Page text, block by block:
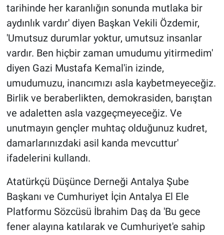
tarihinde her karanlığın sonunda mutlaka bir
aydınlık vardır' diyen Başkan Vekili Özdemir,
'Umutsuz durumlar yoktur, umutsuz insanlar
vardır. Ben hiçbir zaman umudumu yitirmedim'
diyen Gazi Mustafa Kemal'in izinde,
umudumuzu, inancımızı asla kaybetmeyeceğiz.
Birlik ve beraberlikten, demokrasiden, barıştan
ve adaletten asla vazgeçmeyeceğiz. Ve
unutmayın gençler muhtaç olduğunuz kudret,
damarlarınızdaki asil kanda mevcuttur'
ifadelerini kullandı.
Atatürkçü Düşünce Derneği Antalya Şube
Başkanı ve Cumhuriyet İçin Antalya El Ele
Platformu Sözcüsü İbrahim Daş da 'Bu gece
fener alayına katılarak ve Cumhuriyet'e sahip